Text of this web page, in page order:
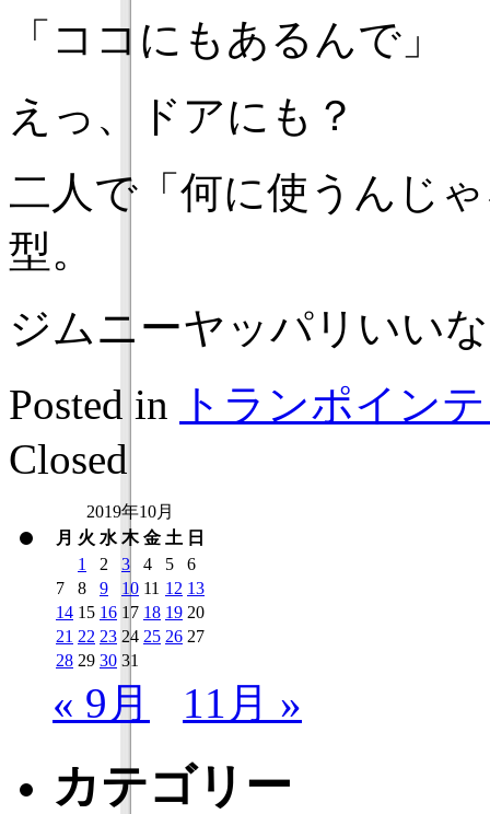
「ココにもあるんで」
えっ、ドアにも？
二人で「何に使うんじ
型。
ジムニーヤッパリいい
Posted in
トランポイン
Closed
2019年10月
月 火 水 木 金 土 日
1
2 3 4 5
6
7
8 9 10 11 12 13
14 15 16 17 18 19 20
21 22 23 24 25 26 27
28 29 30 31
« 9月 11月 »
カテゴリー